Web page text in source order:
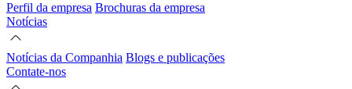
Perfil da empresa Brochuras da empresa
Notícias
Notícias da Companhia Blogs e publicações
Contate-nos